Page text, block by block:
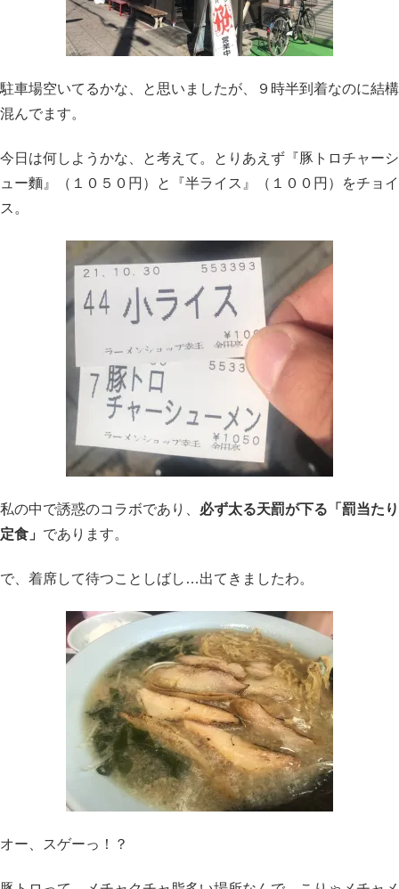
駐車場空いてるかな、と思いましたが、９時半到着なのに結構
混んでます。
今日は何しようかな、と考えて。とりあえず『豚トロチャーシ
ュー麵』（１０５０円）と『半ライス』（１００円）をチョイ
ス。
私の中で誘惑のコラボであり、 必ず太る天罰が下る「罰当たり
定食」 であります。
で、着席して待つことしばし…出てきましたわ。
オー、スゲーっ！？